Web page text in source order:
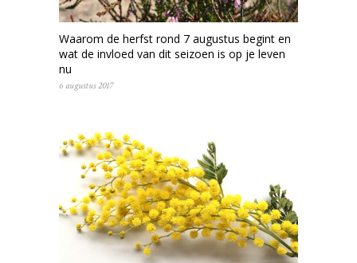
Waarom de herfst rond 7 augustus begint en
wat de invloed van dit seizoen is op je leven
nu
6 augustus 2017